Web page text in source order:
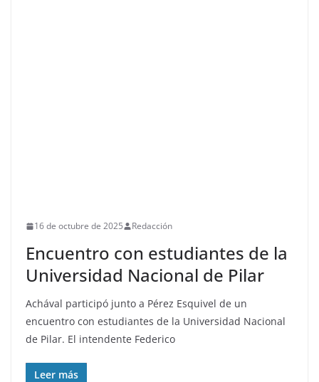
16 de octubre de 2025 Redacción
Encuentro con estudiantes de la
Universidad Nacional de Pilar
Achával participó junto a Pérez Esquivel de un
encuentro con estudiantes de la Universidad Nacional
de Pilar. El intendente Federico
Leer más